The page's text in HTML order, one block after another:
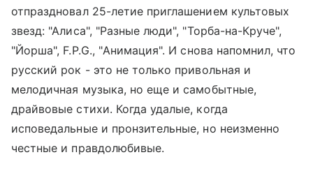
отпраздновал 25-летие приглашением культовых
звезд: "Алиса", "Разные люди", "Торба-на-Круче",
"Йорша", F.P.G., "Анимация". И снова напомнил, что
русский рок - это не только привольная и
мелодичная музыка, но еще и самобытные,
драйвовые стихи. Когда удалые, когда
исповедальные и пронзительные, но неизменно
честные и правдолюбивые.